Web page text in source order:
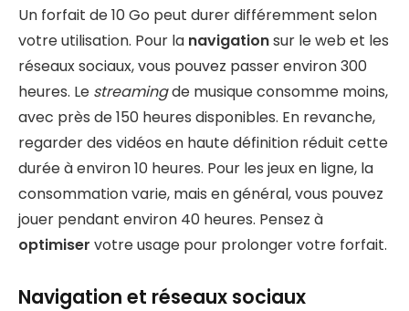
Un forfait de 10 Go peut durer différemment selon
votre utilisation. Pour la navigationsur le web et les
réseaux sociaux, vous pouvez passer environ 300
heures. Le streamingde musique consomme moins,
avec près de 150 heures disponibles. En revanche,
regarder des vidéos en haute définition réduit cette
durée à environ 10 heures. Pour les jeux en ligne, la
consommation varie, mais en général, vous pouvez
jouer pendant environ 40 heures. Pensez à
optimiser votre usage pour prolonger votre forfait.
Navigation et réseaux sociaux